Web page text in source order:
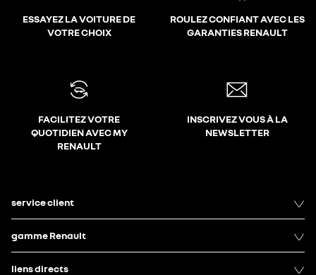
ESSAYEZ LA VOITURE DE
VOTRE CHOIX
ROULEZ CONFIANT AVEC LES
GARANTIES RENAULT
FACILITEZ VOTRE
QUOTIDIEN AVEC MY
RENAULT
INSCRIVEZ VOUS À LA
NEWSLETTER
service client
gamme Renault
liens directs